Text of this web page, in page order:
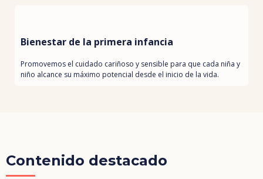
Bienestar de la primera infancia
Promovemos el cuidado cariñoso y sensible para que cada niña y
niño alcance su máximo potencial desde el inicio de la vida.
Contenido destacado